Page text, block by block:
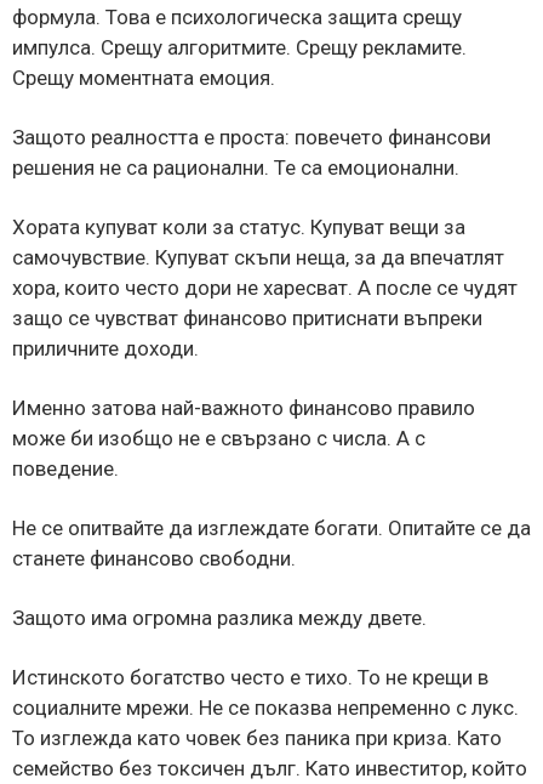
формула. Това е психологическа защита срещу
импулса. Срещу алгоритмите. Срещу рекламите.
Срещу моментната емоция.
Защото реалността е проста: повечето финансови
решения не са рационални. Те са емоционални.
Хората купуват коли за статус. Купуват вещи за
самочувствие. Купуват скъпи неща, за да впечатлят
хора, които често дори не харесват. А после се чудят
защо се чувстват финансово притиснати въпреки
приличните доходи.
Именно затова най-важното финансово правило
може би изобщо не е свързано с числа. А с
поведение.
Не се опитвайте да изглеждате богати. Опитайте се да
станете финансово свободни.
Защото има огромна разлика между двете.
Истинското богатство често е тихо. То не крещи в
социалните мрежи. Не се показва непременно с лукс.
То изглежда като човек без паника при криза. Като
семейство без токсичен дълг. Като инвеститор, който